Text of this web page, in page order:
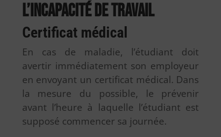
L’incapacité de travail
Certificat médical
En cas de maladie, l’étudiant doit
avertir immédiatement son employeur
en envoyant un certificat médical. Dans
la mesure du possible, le prévenir
avant l’heure à laquelle l’étudiant est
supposé commencer sa journée.